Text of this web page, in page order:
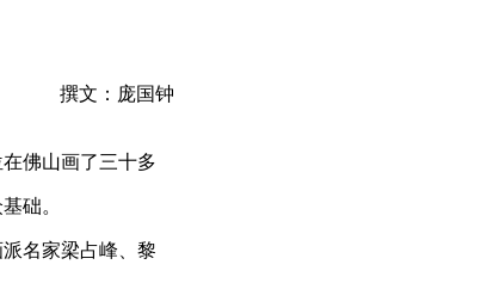
撰文：庞国钟
佛山画了三十多
础。
名家梁占峰、黎